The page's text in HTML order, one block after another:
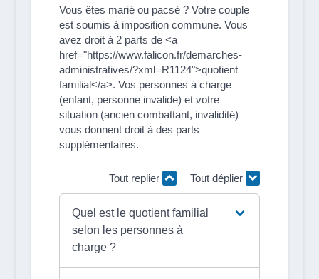
Vous êtes marié ou pacsé ? Votre couple
est soumis à imposition commune. Vous
avez droit à 2 parts de <a
href="https://www.falicon.fr/demarches-
administratives/?xml=R1124">quotient
familial</a>. Vos personnes à charge
(enfant, personne invalide) et votre
situation (ancien combattant, invalidité)
vous donnent droit à des parts
supplémentaires.
Tout replier Tout déplier
Quel est le quotient familial
selon les personnes à
charge ?